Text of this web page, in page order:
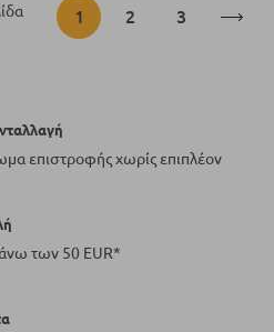
Διαβάζετε
στιγμή
1 Σελίδα
2 Σελίδα
3
επιστροφής χωρίς επιπλέον
άνω των 50 EUR*